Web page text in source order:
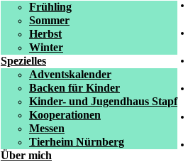
Frühling
Sommer
Herbst
Winter
Spezielles
Adventskalender
Backen für Kinder
Kinder- und Jugendhaus Stapf
Kooperationen
Messen
Tierheim Nürnberg
Über mich